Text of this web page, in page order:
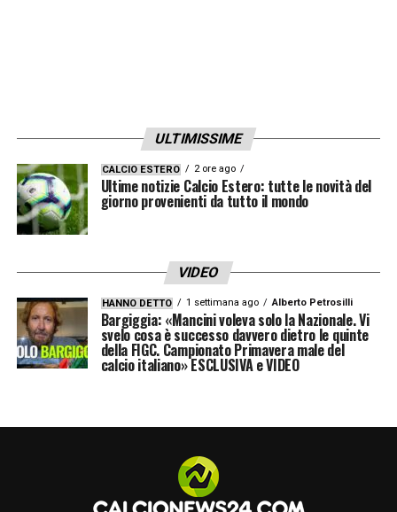
contesto competitivo, con la possibilità di
giocare con maggiore regolarità e di
misurarsi con responsabilità importanti. Dal
canto suo, la Sampdoria avrebbe
giovane ma già pronto, capace di aumentare
le alternative offensive e di portare energie
nuove nella seconda parte di stagione.
contatti esplorativi con il Napoli per valutare
la fattibilità dell’affare, probabilmente sulla
ULTIMISSIME
CALCIO ESTERO 2 ore ago
Ultime notizie Calcio Estero: tutte le novità del
giorno provenienti da tutto il mondo
VIDEO
HANNO DETTO 1 settimana ago Alberto Petrosilli
Bargiggia: «Mancini voleva solo la Nazionale. Vi
svelo cosa è successo davvero dietro le quinte
della FIGC. Campionato Primavera male del
calcio italiano» ESCLUSIVA e VIDEO